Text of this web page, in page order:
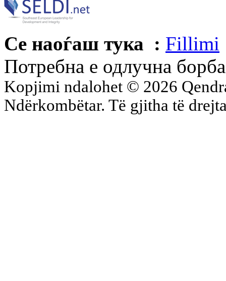
Се наоѓаш тука : Fillimi
Потребна е одлучна
Kopjimi ndalohet © 2026
Ndërkombëtar. Të gjitha të